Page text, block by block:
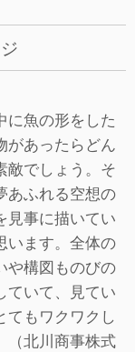
に魚の形をした
があったらどん
敵でしょう。そ
あふれる空想の
見事に描いてい
います。全体の
や構図ものびの
ていて、見てい
てもワクワクし
（北川商事株式